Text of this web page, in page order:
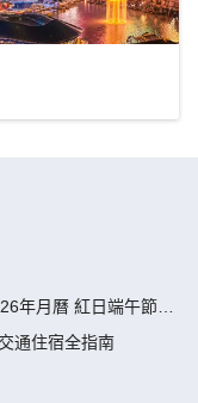
年月曆 紅日端午節請
通住宿全指南